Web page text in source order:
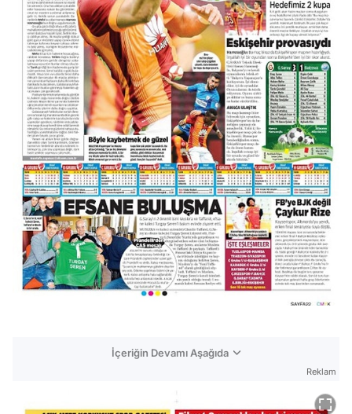
İçeriğin Devamı Aşağıda
Reklam